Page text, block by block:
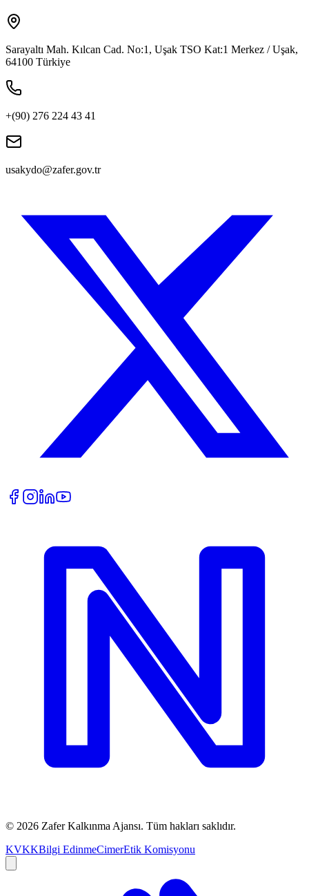
Sarayaltı Mah. Kılcan Cad. No:1, Uşak TSO Kat:1 Merkez / Uşak,
64100 Türkiye
+(90) 276 224 43 41
usakydo@zafer.gov.tr
© 2026 Zafer Kalkınma Ajansı. Tüm hakları saklıdır.
KVKKBilgi EdinmeCimerEtik Komisyonu